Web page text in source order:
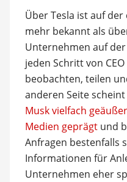
Über Tesla ist auf
mehr bekannt als
Unternehmen auf
jeden Schritt von
beobachten, teilen
anderen Seite scheint
Musk vielfach
Medien geprägtund
Anfragen bestenfalls
Informationen für
Unternehmen eher